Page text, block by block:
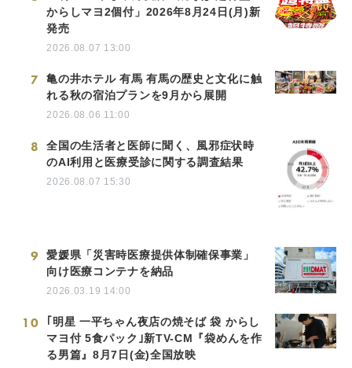
からしマヨ2個付」2026年8月24日(月)新
発売
2026.08.07 13:00
7
亀の井ホテル 有馬 有馬の歴史と文化に触
れる秋の宿泊プランを9月から展開
2026.08.06 11:00
8
全国の生活者と医師に聞く、風邪症状時
のAI利用と医療受診に関する調査結果
2026.08.07 15:30
9
愛媛県「災害時医療提供体制確保事業」
向け医療コンテナを納品
2026.03.19 14:00
10
｢明星 一平ちゃん夜店の焼そば 袋 からし
マヨ付 5食パック｣新TV-CM『袋めんを作
る男篇』8月7日(金)全国放映